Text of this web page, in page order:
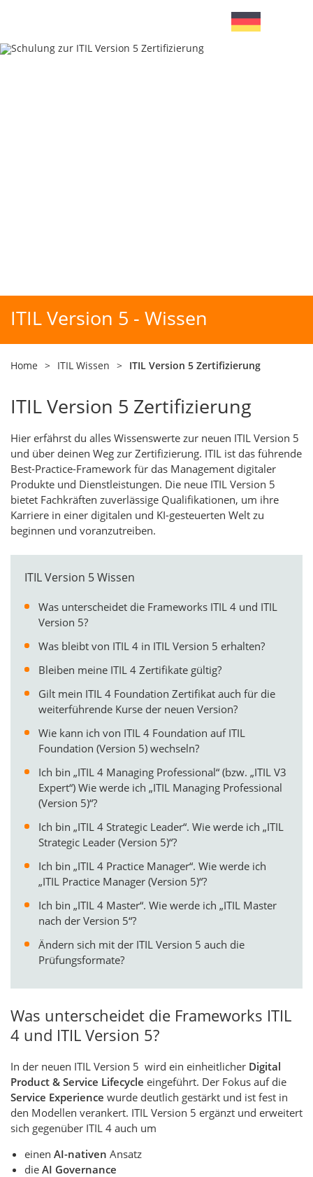
ITIL Version 5 - Wissen
Home > ITIL Wissen > ITIL Version 5 Zertifizierung
ITIL Version 5 Zertifizierung
Hier erfährst du alles Wissenswerte zur neuen ITIL Version 5
und über deinen Weg zur Zertifizierung. ITIL ist das führende
Best-Practice-Framework für das Management digitaler
Produkte und Dienstleistungen. Die neue ITIL Version 5
bietet Fachkräften zuverlässige Qualifikationen, um ihre
Karriere in einer digitalen und KI-gesteuerten Welt zu
beginnen und voranzutreiben.
ITIL Version 5 Wissen
Was unterscheidet die Frameworks ITIL 4 und ITIL
Version 5?
Was bleibt von ITIL 4 in ITIL Version 5 erhalten?
Bleiben meine ITIL 4 Zertifikate gültig?
Gilt mein ITIL 4 Foundation Zertifikat auch für die
weiterführende Kurse der neuen Version?
Wie kann ich von ITIL 4 Foundation auf ITIL
Foundation (Version 5) wechseln?
Ich bin „ITIL 4 Managing Professional“ (bzw. „ITIL V3
Expert“) Wie werde ich „ITIL Managing Professional
(Version 5)“?
Ich bin „ITIL 4 Strategic Leader“. Wie werde ich „ITIL
Strategic Leader (Version 5)“?
Ich bin „ITIL 4 Practice Manager“. Wie werde ich
„ITIL Practice Manager (Version 5)“?
Ich bin „ITIL 4 Master“. Wie werde ich „ITIL Master
nach der Version 5“?
Ändern sich mit der ITIL Version 5 auch die
Prüfungsformate?
Was unterscheidet die Frameworks ITIL
4 und ITIL Version 5?
In der neuen ITIL Version 5 wird ein einheitlicher Digital
Product & Service Lifecycle eingeführt. Der Fokus auf die
Service Experience wurde deutlich gestärkt und ist fest in
den Modellen verankert. ITIL Version 5 ergänzt und erweitert
sich gegenüber ITIL 4 auch um
einen AI-nativen Ansatz
die AI Governance